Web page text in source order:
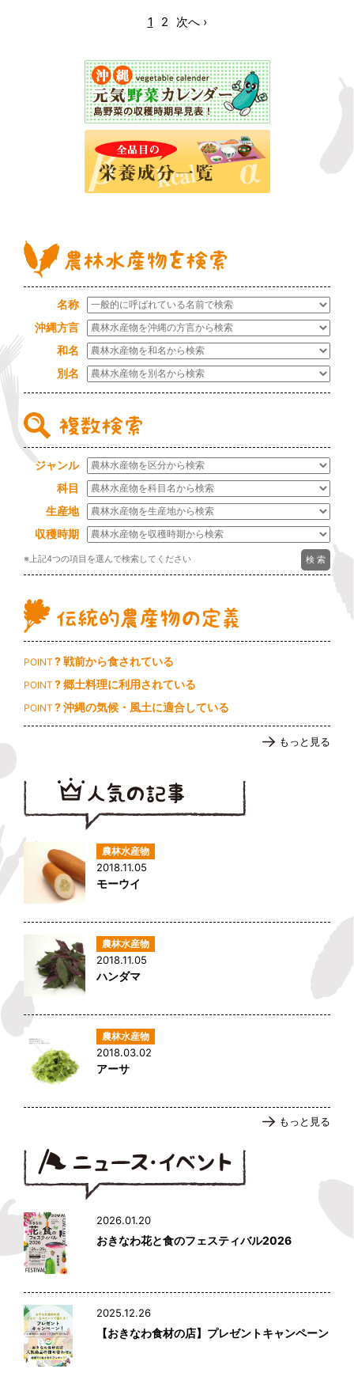
1 2 次へ ›
名称
沖縄方言
和名
別名
ジャンル
科目
生産地
収穫時期
※上記4つの項目を選んで検索してください
POINT ? 戦前から食されている
POINT ? 郷土料理に利用されている
POINT ? 沖縄の気候・風土に適合している
もっと見る
2018.11.05
モーウイ
2018.11.05
ハンダマ
2018.03.02
アーサ
もっと見る
2026.01.20
おきなわ花と食のフェスティバル2026
2025.12.26
【おきなわ食材の店】プレゼントキャンペーン